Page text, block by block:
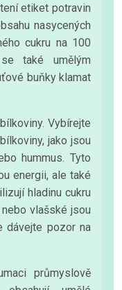
etiket potravin
nasycených
cukru na 100
také umělým
buňky klamat
Vybírejte
jako jsou
hummus. Tyto
energii, ale také
hladinu cukru
vlašské jsou
dávejte pozor na
průmyslově